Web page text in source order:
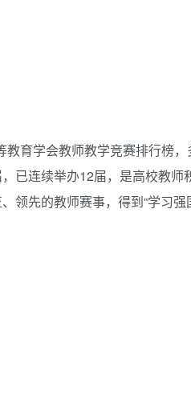
育学会教师教学竞赛排行榜
连续举办12届，是高校教师
领先的教师赛事，得到“学习